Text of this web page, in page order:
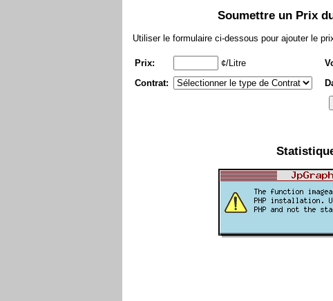
Soumettre un Prix
Utiliser le formulaire ci-dessous pour ajouter le
Prix: ¢/Litre
Contrat: